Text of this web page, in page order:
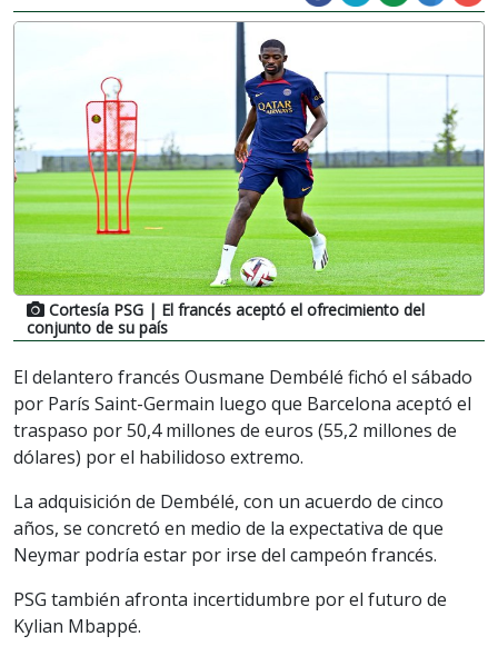
Cortesía PSG | El francés aceptó el ofrecimiento del
conjunto de su país
El delantero francés Ousmane Dembélé fichó el sábado
por París Saint-Germain luego que Barcelona aceptó el
traspaso por 50,4 millones de euros (55,2 millones de
dólares) por el habilidoso extremo.
La adquisición de Dembélé, con un acuerdo de cinco
años, se concretó en medio de la expectativa de que
Neymar podría estar por irse del campeón francés.
PSG también afronta incertidumbre por el futuro de
Kylian Mbappé.